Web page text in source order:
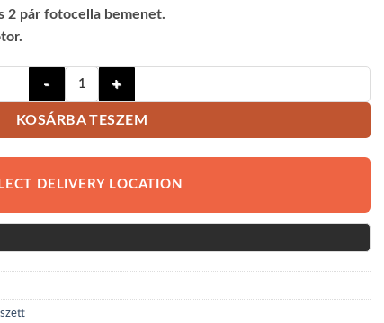
2 pár fotocella bemenet.
KOSÁRBA TESZEM
DELIVERY LOCATION